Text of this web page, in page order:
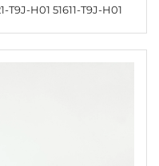
H01 51611-T9J-H01